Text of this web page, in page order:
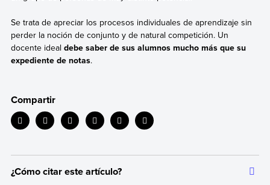
Se trata de apreciar los procesos individuales de aprendizaje sin
perder la noción de conjunto y de natural competición. Un
docente ideal debe saber de sus alumnos mucho más que su
expediente de notas.
Compartir
¿Cómo citar este artículo?